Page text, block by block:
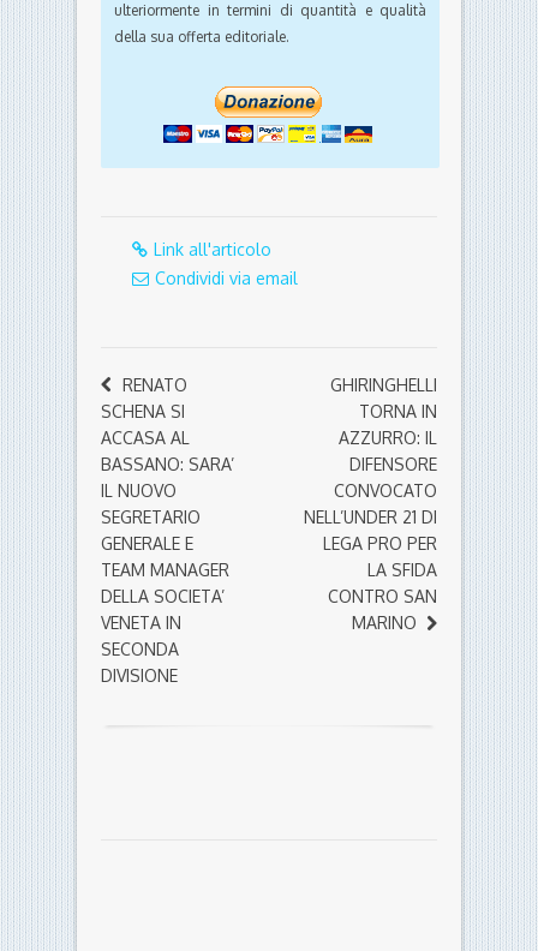
ulteriormente in termini di quantità e qualità
della sua offerta editoriale.
Link all'articolo
Condividi via email
RENATO
SCHENA SI
ACCASA AL
BASSANO: SARA’
IL NUOVO
SEGRETARIO
GENERALE E
TEAM MANAGER
DELLA SOCIETA’
VENETA IN
SECONDA
DIVISIONE
GHIRINGHELLI
TORNA IN
AZZURRO: IL
DIFENSORE
CONVOCATO
NELL’UNDER 21 DI
LEGA PRO PER
LA SFIDA
CONTRO SAN
MARINO